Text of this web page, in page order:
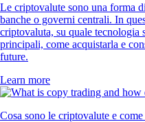
Le criptovalute sono una forma
banche o governi centrali. In
criptovaluta, su quale tecnologia
principali, come acquistarla e
future.
Learn more
Cosa sono le criptovalute e